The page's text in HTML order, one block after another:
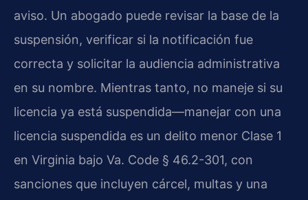
aviso. Un abogado puede revisar la base de la
suspensión, verificar si la notificación fue
correcta y solicitar la audiencia administrativa
en su nombre. Mientras tanto, no maneje si su
licencia ya está suspendida—manejar con una
licencia suspendida es un delito menor Clase 1
en Virginia bajo Va. Code § 46.2-301, con
sanciones que incluyen cárcel, multas y una